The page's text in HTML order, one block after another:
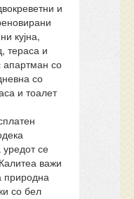
и
кујна,
тераса и
апартман со
со
и тоалет
се
важи
природна
со бел